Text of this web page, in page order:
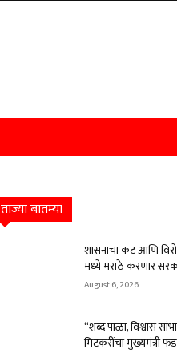
ताज्या बातम्या
शासनाचा कट आणि
मध्ये मराठे करणार
August 6, 2026
“शब्द पाळा, विश्वास
मिटकरींचा मुख्यमंत्री